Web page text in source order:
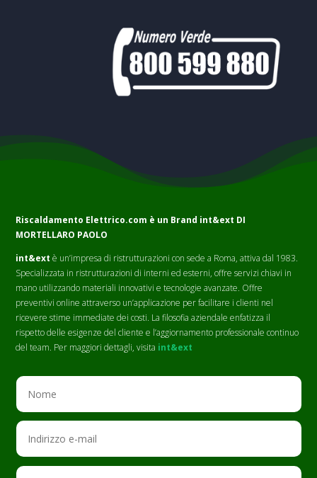
Riscaldamento Elettrico.com è un Brand int&ext DI
MORTELLARO PAOLO
int&ext è un’impresa di ristrutturazioni con sede a Roma, attiva dal 1983.
Specializzata in ristrutturazioni di interni ed esterni, offre servizi chiavi in
mano utilizzando materiali innovativi e tecnologie avanzate. Offre
preventivi online attraverso un’applicazione per facilitare i clienti nel
ricevere stime immediate dei costi. La filosofia aziendale enfatizza il
rispetto delle esigenze del cliente e l’aggiornamento professionale continuo
del team. Per maggiori dettagli, visita int&ext